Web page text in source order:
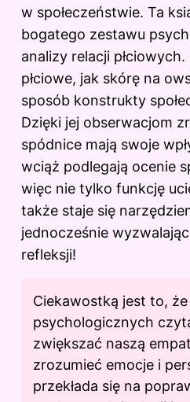
w społeczeństwie. Ta
bogatego zestawu
analizy relacji
płciowe, jak skórę na
sposób konstrukty
Dzięki jej obserwacjom
spódnice mają swoje
wciąż podlegają ocenie
więc nie tylko funkcję
także staje się
jednocześnie
refleksji!
Ciekawostką jest to, że
psychologicznych
zwiększać naszą
zrozumieć emocje i
przekłada się na